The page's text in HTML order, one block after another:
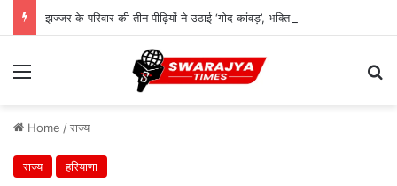
Menu
Home /राज्य
राज्य हरियाणा